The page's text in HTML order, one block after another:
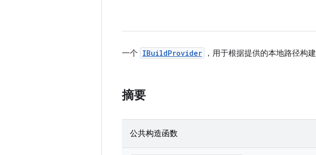
一个 IBuildProvider ，用于根据提供的本地路径构建
摘要
公共构造函数